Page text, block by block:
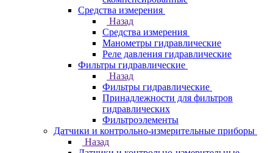
Средства измерения
Назад
Средства измерения
Манометры гидравлические
Реле давления гидравлические
Фильтры гидравлические
Назад
Фильтры гидравлические
Принадлежности для фильтров
гидравлических
Фильтроэлементы
Датчики и контрольно-измерительные приборы
Назад